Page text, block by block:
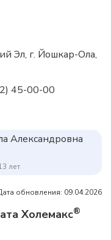
Эл, г. Йошкар-Ола,
45-00-00
Александровна
лет
обновления: 09.04.2026
Холемакс®